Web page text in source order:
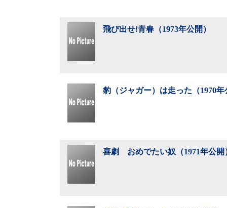
飛び出せ!青春（1973年公開）
豹（ジャガー）は走った（1970年
喜劇 おめでたい奴（1971年公開